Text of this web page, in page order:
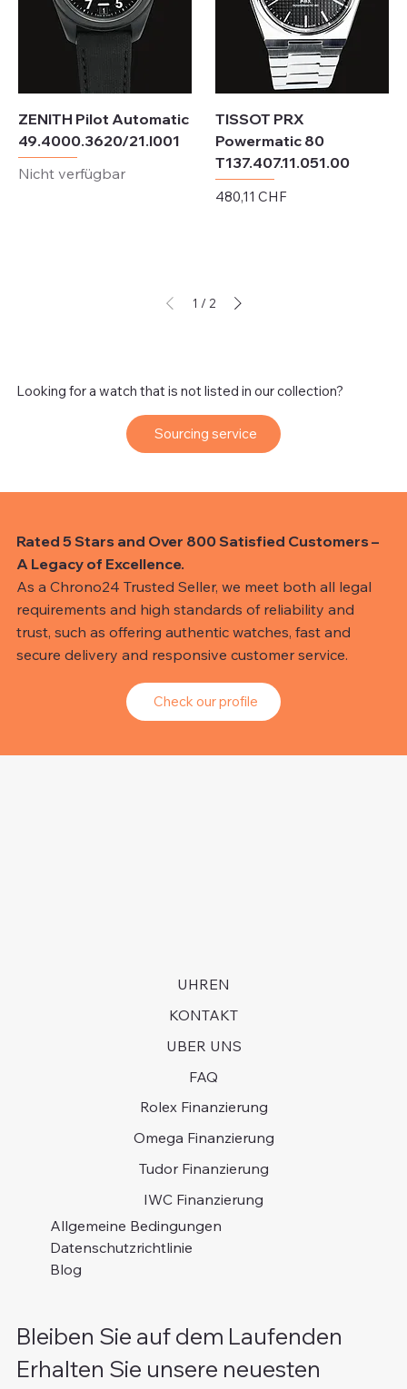
Looking for a watch that is not listed in our collection?
Sourcing service
ZENITH Pilot Automatic
49.4000.3620/21.I001
Nicht verfügbar
TISSOT PRX
Powermatic 80
T137.407.11.051.00
Preis
480,11 CHF
1 / 2
Rated 5 Stars and Over 800 Satisfied Customers –
A Legacy of Excellence.
As a Chrono24 Trusted Seller, we meet both all legal
requirements and high standards of reliability and
trust, such as offering authentic watches, fast and
secure delivery and responsive customer service.
Check our profile
UHREN
KONTAKT
UBER UNS
FAQ
Rolex Finanzierung
Omega Finanzierung
Tudor Finanzierung
IWC Finanzierung
Allgemeine Bedingungen
Datenschutzrichtlinie
Blog
Bleiben Sie auf dem Laufenden
Erhalten Sie unsere neuesten